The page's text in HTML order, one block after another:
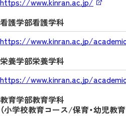
看護学部看護学科
https://www.kinran.ac.jp/
栄養学部栄養学科
https://www.kinran.ac.jp/
教育学部教育学科
（小学校教育コース/保育・幼児教育